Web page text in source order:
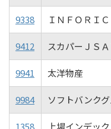
9338 ＩＮＦＯＲＩＣ
9412 スカパーＪＳ
9941 太洋物産
9984 ソフトバンク